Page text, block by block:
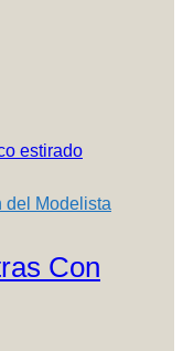
del Modelista
Con